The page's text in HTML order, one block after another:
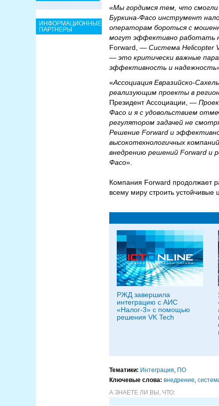
ИНФОРМАЦИОННЫЕ
ПАРТНЕРЫ
«Мы гордимся тем, что смогли
Буркина-Фасо инструмент
операторам бороться с
могут эффективно работать
Forward, — Система Helicopter
— это критически важные
эффективность и надежность
«Ассоциация Евразийско-
реализующим проекты в
Президент Ассоциации, —
Фасо и я с удовольствием
регулятором задачей не
Решение Forward и
высокотехнологичных
внедрению решений Forward и
Фасо».
Компания Forward продолжает
всему миру строить устойчивые
РЖД завершила
интеграцию с АИС
«Налог-3» с помощью
решения VK Tech
Тематики: Интеграция, ПО
Ключевые слова: внедрение,
А ЗНАЕТЕ ЛИ ВЫ, ЧТО: